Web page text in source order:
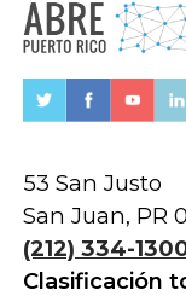
53 San Justo
San Juan, PR
(212) 334-
Clasificación